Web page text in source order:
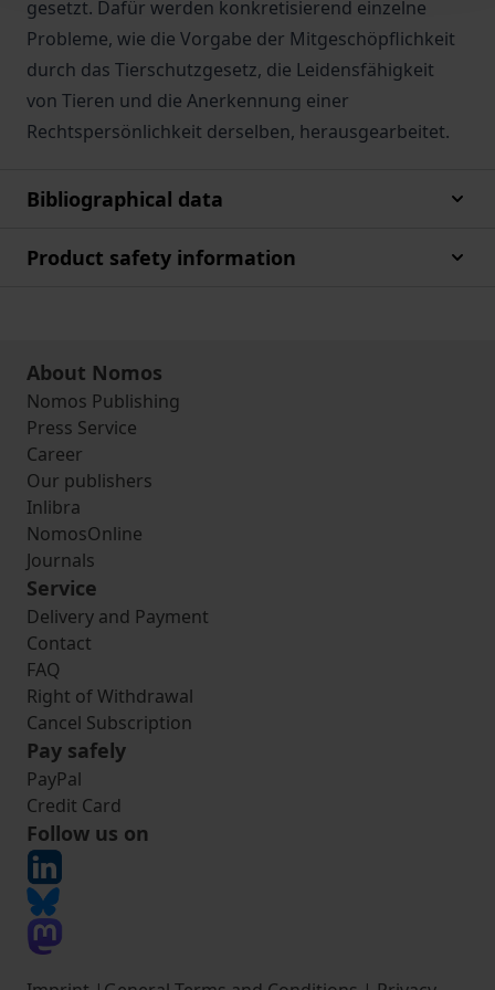
gesetzt. Dafür werden konkretisierend einzelne
Probleme, wie die Vorgabe der Mitgeschöpflichkeit
durch das Tierschutzgesetz, die Leidensfähigkeit
von Tieren und die Anerkennung einer
Rechtspersönlichkeit derselben, herausgearbeitet.
Bibliographical data
Product safety information
About Nomos
Nomos Publishing
Press Service
Career
Our publishers
Inlibra
NomosOnline
Journals
Service
Delivery and Payment
Contact
FAQ
Right of Withdrawal
Cancel Subscription
Pay safely
PayPal
Credit Card
Follow us on